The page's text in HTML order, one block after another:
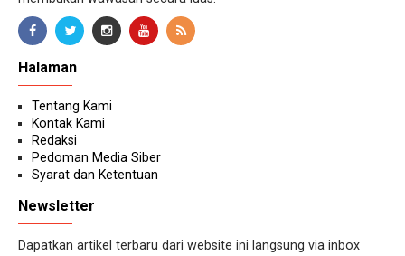
Halaman
Tentang Kami
Kontak Kami
Redaksi
Pedoman Media Siber
Syarat dan Ketentuan
Newsletter
Dapatkan artikel terbaru dari website ini langsung via inbox